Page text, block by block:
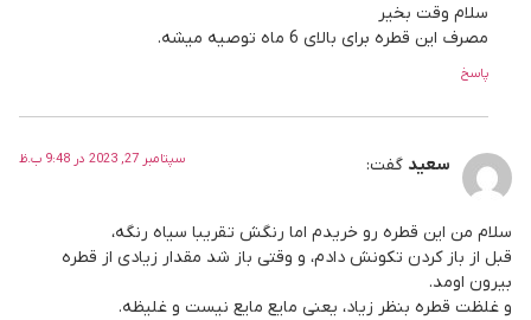
سلام وقت بخیر
مصرف این قطره برای بالای 6 ماه توصیه میشه.
پاسخ
سعید گفت: سپتامبر 27, 2023 در 9:48 ب.ظ
سلام من این قطره رو خریدم اما رنگش تقریبا سیاه رنگه،
قبل از باز کردن تکونش دادم، و وقتی باز شد مقدار زیادی از قطره
بیرون اومد.
و غلظت قطره بنظر زیاد، یعنی مایع مایع نیست و غلیظه.